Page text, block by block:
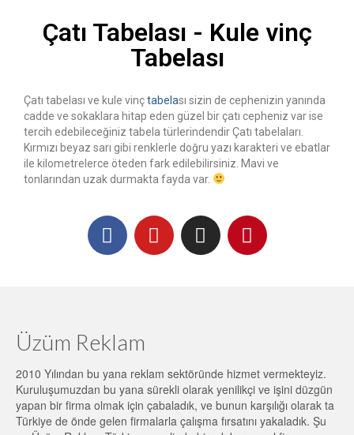
Çatı Tabelası - Kule vinç
Tabelası
Çatı tabelası ve kule vinçtabelası sizin de cephenizin yanında
cadde ve sokaklara hitap eden güzel bir çatı cepheniz var ise
tercih edebileceğiniz tabela türlerindendir Çatı tabelaları.
Kırmızı beyaz sarı gibi renklerle doğru yazı karakteri ve ebatlar
ile kilometrelerce öteden fark edilebilirsiniz. Mavi ve
tonlarından uzak durmakta fayda var.
Üzüm Reklam
2010 Yılından bu yana reklam sektöründe hizmet vermekteyiz.
Kuruluşumuzdan bu yana sürekli olarak yenilikçi ve işini düzgün
yapan bir firma olmak için çabaladık, ve bunun karşılığı olarak ta
Türkiye de önde gelen firmalarla çalışma fırsatını yakaladık. Şu